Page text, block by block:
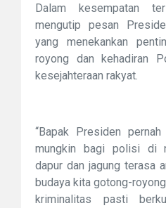
Dalam kesempatan
mengutip pesan
yang menekankan
royong dan kehadiran
kesejahteraan rakyat.
“Bapak Presiden
mungkin bagi polisi di
dapur dan jagung terasa
budaya kita gotong-
kriminalitas pasti